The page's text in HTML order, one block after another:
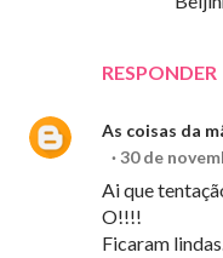
RESPONDER
As coisas da
30 de
Ai que
O!!!!
Ficaram